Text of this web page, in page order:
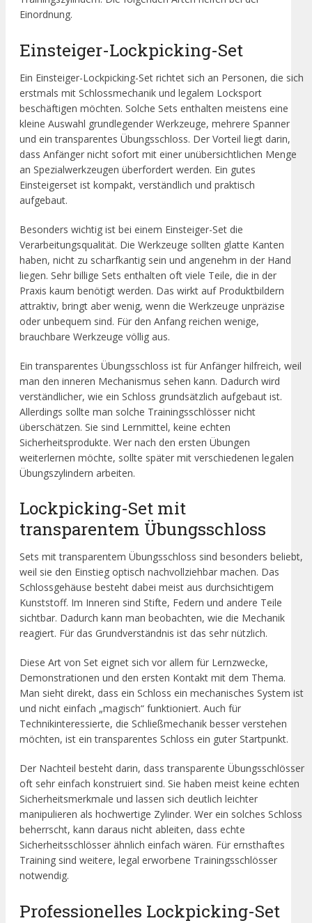
Einordnung.
Einsteiger-Lockpicking-Set
Ein Einsteiger-Lockpicking-Set richtet sich an Personen, die sich
erstmals mit Schlossmechanik und legalem Locksport
beschäftigen möchten. Solche Sets enthalten meistens eine
kleine Auswahl grundlegender Werkzeuge, mehrere Spanner
und ein transparentes Übungsschloss. Der Vorteil liegt darin,
dass Anfänger nicht sofort mit einer unübersichtlichen Menge
an Spezialwerkzeugen überfordert werden. Ein gutes
Einsteigerset ist kompakt, verständlich und praktisch
aufgebaut.
Besonders wichtig ist bei einem Einsteiger-Set die
Verarbeitungsqualität. Die Werkzeuge sollten glatte Kanten
haben, nicht zu scharfkantig sein und angenehm in der Hand
liegen. Sehr billige Sets enthalten oft viele Teile, die in der
Praxis kaum benötigt werden. Das wirkt auf Produktbildern
attraktiv, bringt aber wenig, wenn die Werkzeuge unpräzise
oder unbequem sind. Für den Anfang reichen wenige,
brauchbare Werkzeuge völlig aus.
Ein transparentes Übungsschloss ist für Anfänger hilfreich, weil
man den inneren Mechanismus sehen kann. Dadurch wird
verständlicher, wie ein Schloss grundsätzlich aufgebaut ist.
Allerdings sollte man solche Trainingsschlösser nicht
überschätzen. Sie sind Lernmittel, keine echten
Sicherheitsprodukte. Wer nach den ersten Übungen
weiterlernen möchte, sollte später mit verschiedenen legalen
Übungszylindern arbeiten.
Lockpicking-Set mit
transparentem Übungsschloss
Sets mit transparentem Übungsschloss sind besonders beliebt,
weil sie den Einstieg optisch nachvollziehbar machen. Das
Schlossgehäuse besteht dabei meist aus durchsichtigem
Kunststoff. Im Inneren sind Stifte, Federn und andere Teile
sichtbar. Dadurch kann man beobachten, wie die Mechanik
reagiert. Für das Grundverständnis ist das sehr nützlich.
Diese Art von Set eignet sich vor allem für Lernzwecke,
Demonstrationen und den ersten Kontakt mit dem Thema.
Man sieht direkt, dass ein Schloss ein mechanisches System ist
und nicht einfach „magisch“ funktioniert. Auch für
Technikinteressierte, die Schließmechanik besser verstehen
möchten, ist ein transparentes Schloss ein guter Startpunkt.
Der Nachteil besteht darin, dass transparente Übungsschlösser
oft sehr einfach konstruiert sind. Sie haben meist keine echten
Sicherheitsmerkmale und lassen sich deutlich leichter
manipulieren als hochwertige Zylinder. Wer ein solches Schloss
beherrscht, kann daraus nicht ableiten, dass echte
Sicherheitsschlösser ähnlich einfach wären. Für ernsthaftes
Training sind weitere, legal erworbene Trainingsschlösser
notwendig.
Professionelles Lockpicking-Set